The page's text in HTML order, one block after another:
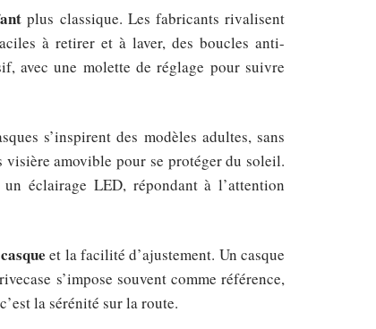
plus classique. Les fabricants rivalisent
à retirer et à laver, des boucles anti-
avec une molette de réglage pour suivre
s’inspirent des modèles adultes, sans
amovible pour se protéger du soleil.
éclairage LED, répondant à l’attention
et la facilité d’ajustement. Un casque
s’impose souvent comme référence,
la sérénité sur la route.